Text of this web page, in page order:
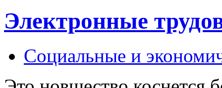
Электронные
Социальные и